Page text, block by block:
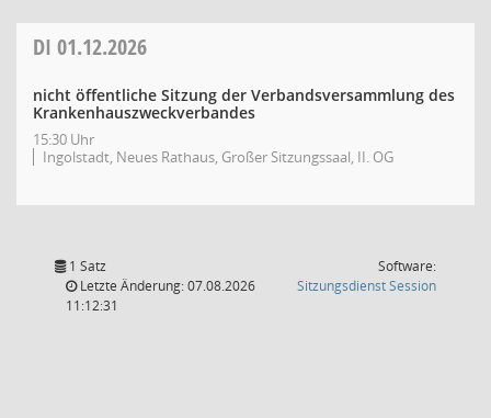
DI 01.12.2026
nicht öffentliche Sitzung der Verbandsversammlung des
Krankenhauszweckverbandes
15:30 Uhr
Ingolstadt, Neues Rathaus, Großer Sitzungssaal, II. OG
1 Satz
Letzte Änderung: 07.08.2026
11:12:31
Software:
SitzungsdienstSession(Wird in